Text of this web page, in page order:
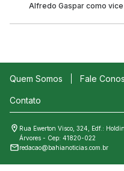
Alfredo Gaspar como
Quem Somos Fale
Contato
Rua Ewerton Visco, 324, Edf.:
Árvores - Cep: 41820-022
redacao@bahianoticias.com.br